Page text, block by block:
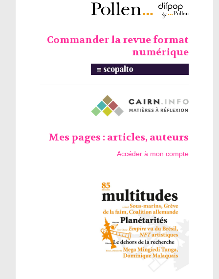
Commander la revue format
numérique
Mes pages : articles, auteurs
Accéder à mon compte